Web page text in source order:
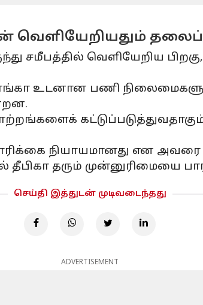
வெளியேறியதும்
சமீபத்தில் வெளியேறிய பிறகு,
உடனான பணி
நியாயமானது என
தரும் முன்னுரிமையை
செய்தி இத்துடன் முடிவடைந்தது
ADVERTISEMENT